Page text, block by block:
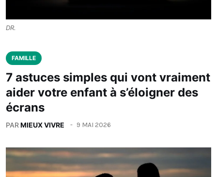
DR.
FAMILLE
7 astuces simples qui vont vraiment
aider votre enfant à s’éloigner des
écrans
PARMIEUX VIVRE 9 MAI 2026